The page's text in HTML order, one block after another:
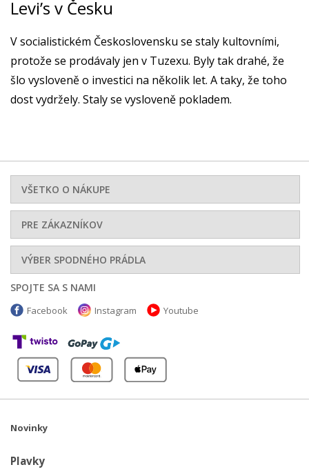
Levi’s v Česku
V socialistickém Československu se staly kultovními,
protože se prodávaly jen v Tuzexu. Byly tak drahé, že
šlo vysloveně o investici na několik let. A taky, že toho
dost vydržely. Staly se vysloveně pokladem.
VŠETKO O NÁKUPE
PRE ZÁKAZNÍKOV
VÝBER SPODNÉHO PRÁDLA
SPOJTE SA S NAMI
Facebook Instagram Youtube
Novinky
Plavky